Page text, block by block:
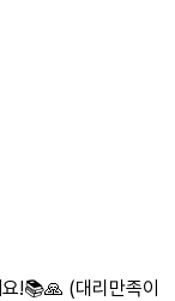
!📚🙏 (대리만족이